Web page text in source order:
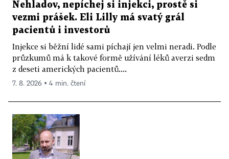
Nehladov, nepíchej si injekci, prostě si
vezmi prášek. Eli Lilly má svatý grál
pacientů i investorů
Injekce si běžní lidé sami píchají jen velmi neradi. Podle
průzkumů má k takové formě užívání léků averzi sedm
z deseti amerických pacientů....
7. 8. 2026 ▪ 4 min. čtení